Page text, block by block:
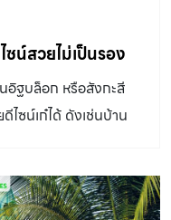
น์สวยไม่เป็นรอง
อิฐบล็อก หรือสังกะสี
ไซน์เก๋ได้ ดังเช่นบ้าน